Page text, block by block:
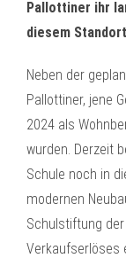
Pallottiner ihr
diesem
Neben der
Pallottiner, jene
2024 als
wurden. Derzeit
Schule noch in
modernen
Schulstiftung
Verkaufserlöses